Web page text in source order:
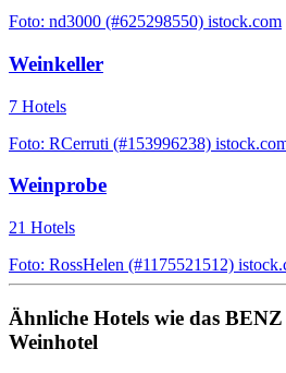
Foto: nd3000 (#625298550) istock.com
Weinkeller
7 Hotels
Foto: RCerruti (#153996238)
Weinprobe
21 Hotels
Foto: RossHelen (#1175521512)
Ähnliche Hotels wie das
Weinhotel